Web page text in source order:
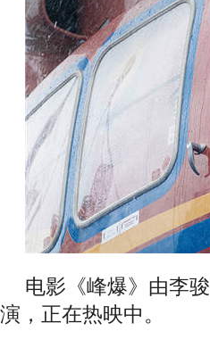
电影《峰爆》由李
演，正在热映中。